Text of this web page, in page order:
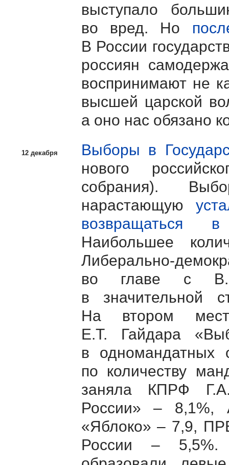
выступало
во вред. Но
В России
россиян
воспринимают не
высшей царской
а оно нас обязано
12 декабря
Выборы в
нового
собрания).
нарастающую
возвращаться
Наибольшее
Либерально-
во главе с
в значительной
На втором
Е.Т. Гайдара
в одномандатных
по количеству
заняла КПРФ
России» – 8,1%,
«Яблоко» – 7,9,
России – 5,5%.